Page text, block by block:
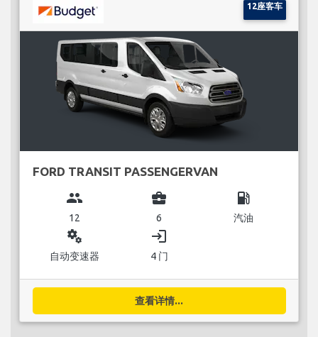
12座客车
FORD TRANSIT PASSENGERVAN
group
12
business_center
6
local_gas_station
汽油
miscellaneous_services
自动变速器
login
4 门
查看详情...